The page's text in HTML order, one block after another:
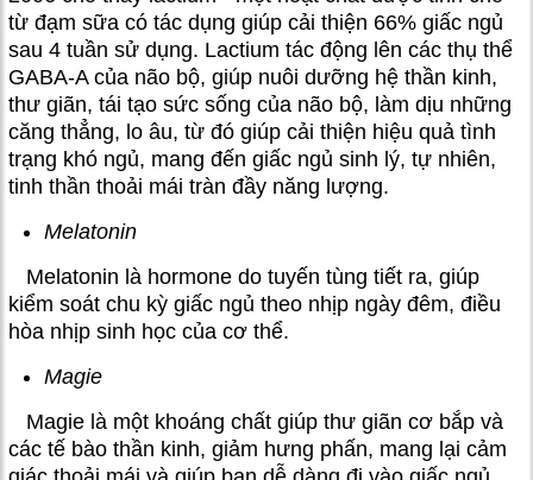
từ đạm sữa có tác dụng giúp cải thiện 66% giấc ngủ
sau 4 tuần sử dụng. Lactium tác động lên các thụ thể
GABA-A của não bộ, giúp nuôi dưỡng hệ thần kinh,
thư giãn, tái tạo sức sống của não bộ, làm dịu những
căng thẳng, lo âu, từ đó giúp cải thiện hiệu quả tình
trạng khó ngủ, mang đến giấc ngủ sinh lý, tự nhiên,
tinh thần thoải mái tràn đầy năng lượng.
Melatonin
Melatonin là hormone do tuyến tùng tiết ra, giúp
kiểm soát chu kỳ giấc ngủ theo nhịp ngày đêm, điều
hòa nhịp sinh học của cơ thể.
Magie
Magie là một khoáng chất giúp thư giãn cơ bắp và
các tế bào thần kinh, giảm hưng phấn, mang lại cảm